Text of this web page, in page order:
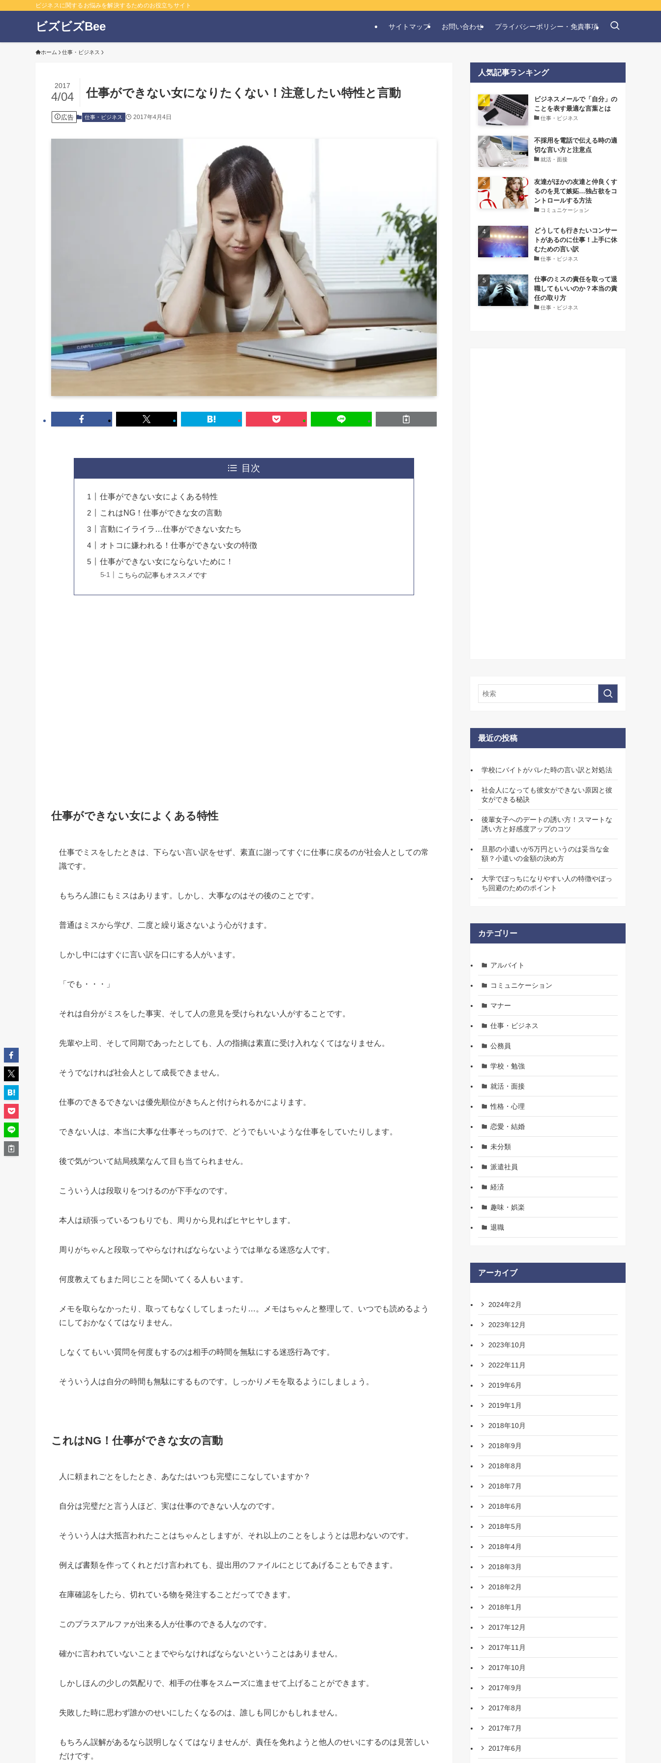
ビジネスに関するお悩みを解決するためのお役立ちサイト
ビズビズBee サイトマップ お問い合わせ プライバシーポリシー・免責事項
ホーム 仕事・ビジネス
仕事ができない女になりたくない！注意したい特性と言動
2017
4/04
広告 仕事・ビジネス 2017年4月4日
目次
仕事ができない女によくある特性
これはNG！仕事ができな女の言動
言動にイライラ…仕事ができない女たち
オトコに嫌われる！仕事ができない女の特徴
仕事ができない女にならないために！
こちらの記事もオススメです
仕事ができない女によくある特性
仕事でミスをしたときは、下らない言い訳をせず、素直に謝ってすぐに仕事に戻るのが社会人としての常
識です。
もちろん誰にもミスはあります。しかし、大事なのはその後のことです。
普通はミスから学び、二度と繰り返さないよう心がけます。
しかし中にはすぐに言い訳を口にする人がいます。
「でも・・・」
それは自分がミスをした事実、そして人の意見を受けられない人がすることです。
先輩や上司、そして同期であったとしても、人の指摘は素直に受け入れなくてはなりません。
そうでなければ社会人として成長できません。
仕事のできるできないは優先順位がきちんと付けられるかによります。
できない人は、本当に大事な仕事そっちのけで、どうでもいいような仕事をしていたりします。
後で気がついて結局残業なんて目も当てられません。
こういう人は段取りをつけるのが下手なのです。
本人は頑張っているつもりでも、周りから見ればヒヤヒヤします。
周りがちゃんと段取ってやらなければならないようでは単なる迷惑な人です。
何度教えてもまた同じことを聞いてくる人もいます。
メモを取らなかったり、取ってもなくしてしまったり…。メモはちゃんと整理して、いつでも読めるよう
にしておかなくてはなりません。
しなくてもいい質問を何度もするのは相手の時間を無駄にする迷惑行為です。
そういう人は自分の時間も無駄にするものです。しっかりメモを取るようにしましょう。
これはNG！仕事ができな女の言動
人に頼まれごとをしたとき、あなたはいつも完璧にこなしていますか？
自分は完璧だと言う人ほど、実は仕事のできない人なのです。
そういう人は大抵言われたことはちゃんとしますが、それ以上のことをしようとは思わないのです。
例えば書類を作ってくれとだけ言われても、提出用のファイルにとじてあげることもできます。
在庫確認をしたら、切れている物を発注することだってできます。
このプラスアルファが出来る人が仕事のできる人なのです。
確かに言われていないことまでやらなければならないということはありません。
しかしほんの少しの気配りで、相手の仕事をスムーズに進ませて上げることができます。
失敗した時に思わず誰かのせいにしたくなるのは、誰しも同じかもしれません。
もちろん誤解があるなら説明しなくてはなりませんが、責任を免れようと他人のせいにするのは見苦しい
だけです。
人気記事ランキング
‌ビジネスメールで「自分」の
ことを表す最適な言葉とは
仕事・ビジネス
不採用を電話で伝える時の適
切な言い方と注意点
就活・面接
友達がほかの友達と仲良くす
るのを見て嫉妬…独占欲をコ
ントロールする方法
コミュニケーション
どうしても行きたいコンサー
トがあるのに仕事！上手に休
むための言い訳
仕事・ビジネス
仕事のミスの責任を取って退
職してもいいのか？本当の責
任の取り方
仕事・ビジネス
最近の投稿
学校にバイトがバレた時の言い訳と対処法
社会人になっても彼女ができない原因と彼
女ができる秘訣
後輩女子へのデートの誘い方！スマートな
誘い方と好感度アップのコツ
旦那の小遣いが5万円というのは妥当な金
額？小遣いの金額の決め方
大学でぼっちになりやすい人の特徴やぼっ
ち回避のためのポイント
カテゴリー
アルバイト
コミュニケーション
マナー
仕事・ビジネス
公務員
学校・勉強
就活・面接
性格・心理
恋愛・結婚
未分類
派遣社員
経済
趣味・娯楽
退職
アーカイブ
2024年2月
2023年12月
2023年10月
2022年11月
2019年6月
2019年1月
2018年10月
2018年9月
2018年8月
2018年7月
2018年6月
2018年5月
2018年4月
2018年3月
2018年2月
2018年1月
2017年12月
2017年11月
2017年10月
2017年9月
2017年8月
2017年7月
2017年6月